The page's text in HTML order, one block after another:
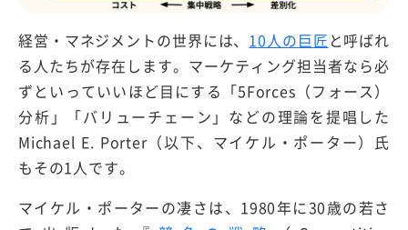
経営・マネジメントの世界には、 10人の巨匠 と呼ばれ
る人たちが存在します。マーケティング担当者なら必
ずといっていいほど目にする「5Forces（フォース）
分析」「バリューチェーン」などの理論を提唱した
Michael E. Porter（以下、マイケル・ポーター）氏
もその1人です。
マイケル・ポーターの凄さは、1980年に30歳の若さ